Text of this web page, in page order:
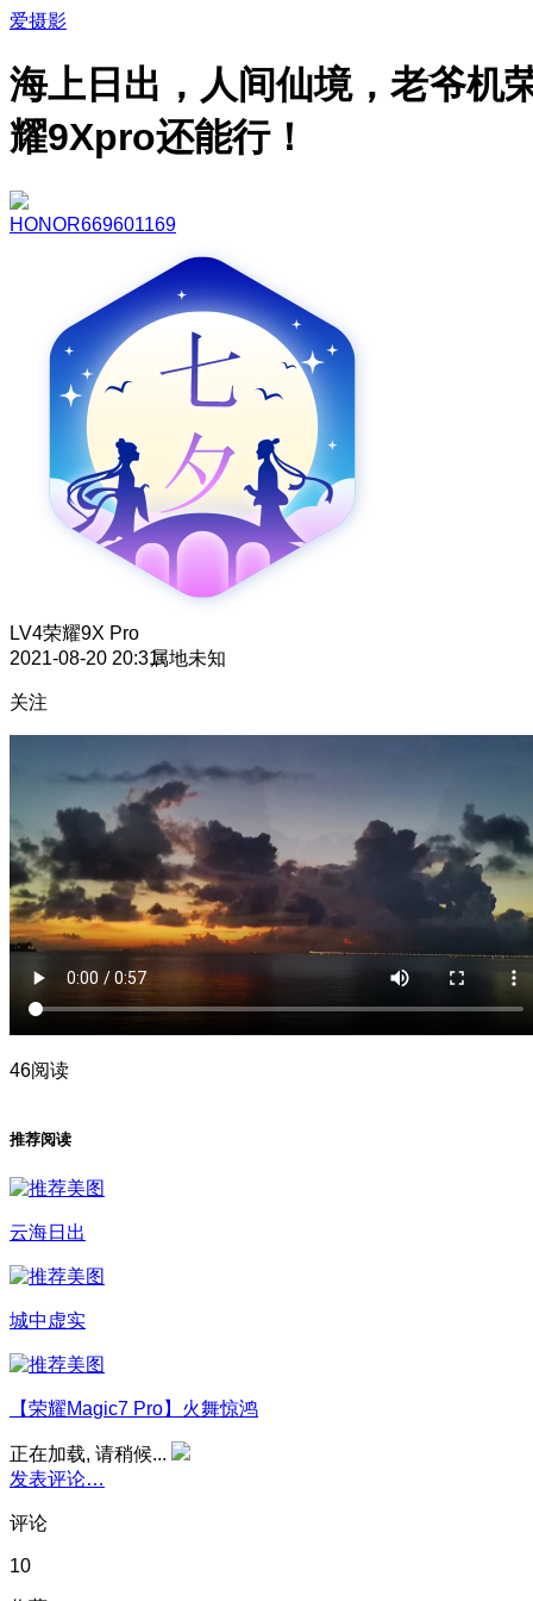
爱摄影
海上日出，人间仙境，老爷机
耀9Xpro还能行！
HONOR669601169
LV4荣耀9X Pro
2021-08-20 20:31属地未知
关注
46阅读
推荐阅读
云海日出
城中虚实
【荣耀Magic7 Pro】火舞惊鸿
正在加载, 请稍候...
发表评论…
评论
10